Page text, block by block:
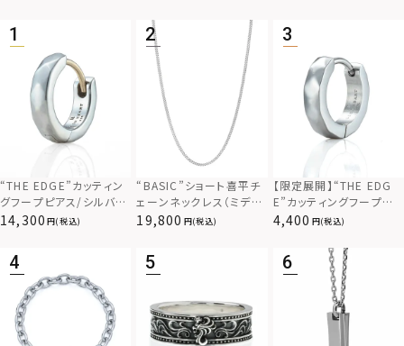
“THE EDGE”カッティン
グフープピアス/シルバー
925
14,300 (税込)
“BASIC”ショート喜平チ
ェーンネックレス（ミディ
アム）/シルバー925
19,800 (税込)
【限定展開】“THE EDG
E”カッティングフープピ
アス/サージカルステンレ
4,400 (税込)